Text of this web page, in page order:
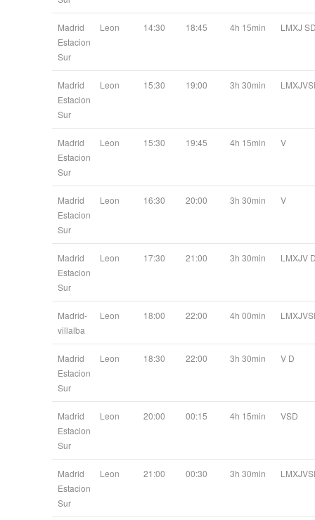
Madrid
Estacion
Sur
Leon 14:30 18:45 4h 15min LMXJ
Madrid
Estacion
Sur
Leon 15:30 19:00 3h 30min
Madrid
Estacion
Sur
Leon 15:30 19:45 4h 15min V
Madrid
Estacion
Sur
Leon 16:30 20:00 3h 30min V
Madrid
Estacion
Sur
Leon 17:30 21:00 3h 30min LMXJV
Madrid-
villalba
Leon 18:00 22:00 4h 00min
Madrid
Estacion
Sur
Leon 18:30 22:00 3h 30min V D
Madrid
Estacion
Sur
Leon 20:00 00:15 4h 15min VSD
Madrid
Estacion
Sur
Leon 21:00 00:30 3h 30min